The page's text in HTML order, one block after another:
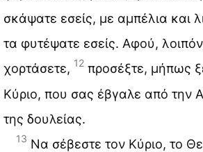
σκάψατε εσείς, με αμπέλια και
τα φυτέψατε εσείς. Αφού,
χορτάσετε, 12 προσέξτε, μήπως
Κύριο, που σας έβγαλε από την
της δουλείας.
13 Να σέβεστε τον Κύριο, το